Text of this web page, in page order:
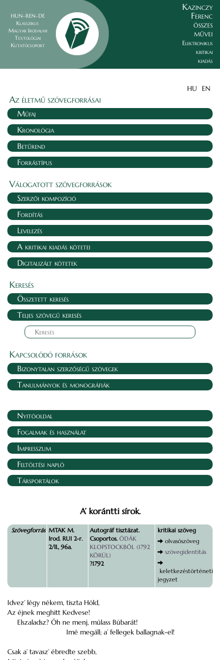
HUN–REN–DE
Klasszikus
Magyar Irodalmi
Textológiai
Kutatócsoport
Kazinczy
Ferenc
összes
művei
Elektronikus
kritikai
kiadás
HU EN
Az életmű szövegforrásai
Műfaj
Kronológia
Betűrend
Forrástípus
Válogatott szövegforrások
Szerzői kompozíció
Fordítás
Levelezés
A kritikai kiadás kötetei
Digitalizált kötetek
Keresés
Összetett keresés
Teljes szövegű keresés
Kapcsolódó források
Bizonytalan szerzőségű szövegek
Tanulmányok és monográfiák
Nyitóoldal
Fogalmak és használat
Impresszum
Feltöltési napló
Társportálok
A’ korántti sírok.
Szövegforrás MTAK M.
Irod. RUI 2-r.
2/II., 96a.
Autográf tisztázat.
Csoportos. ÓDÁK
KLOPSTOCKBÓL (1792
KÖRÜL)
?1792
kritikai szöveg
olvasószöveg
szövegidentitás
keletkezéstörténeti
jegyzet
Idvez’ légy nékem, tiszta Hóld,
Az éjnek meghitt Kedvese!
Elszaladsz? Óh ne menj, múlass Búbarát!
Imé megáll; a’ fellegek ballagnak-el!
Csak a’ tavasz’ ébredte szebb,